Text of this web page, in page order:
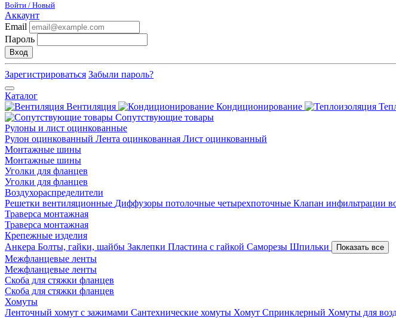
Войти / Новый
Аккаунт
Email
Пароль
Вход
Зарегистрироваться Забыли пароль?
Каталог
Вентиляция
Кондиционирование
Сопутствующие товары
Рулоны и лист оцинкованные
Рулон оцинкованный Лента оцинкованная Лист оцинкованный
Монтажные шины
Монтажные шины
Уголки для фланцев
Уголки для фланцев
Воздухораспределители
Решетки вентиляционные Диффузоры потолочные четырехпоточные Клапан инфильтрации
Траверса монтажная
Траверса монтажная
Крепежные изделия
Анкера Болты, гайки, шайбы Заклепки Пластина с гайкой Саморезы Шпильки Показать все
Межфланцевые ленты
Межфланцевые ленты
Скоба для стяжки фланцев
Скоба для стяжки фланцев
Хомуты
Ленточный хомут с зажимами Сантехнические хомуты Хомут Спринклерный Хомуты для